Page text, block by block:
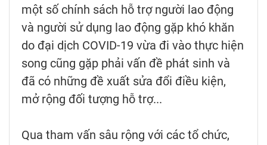
một số chính sách hỗ trợ người lao động
và người sử dụng lao động gặp khó khăn
do đại dịch COVID-19 vừa đi vào thực hiện
song cũng gặp phải vấn đề phát sinh và
đã có những đề xuất sửa đổi điều kiện,
mở rộng đối tượng hỗ trợ...
Qua tham vấn sâu rộng với các tổ chức,